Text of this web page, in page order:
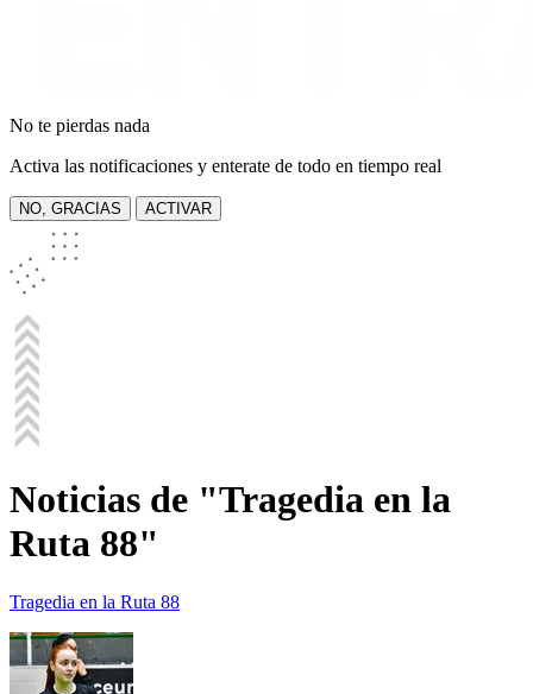
No te pierdas nada
Activa las notificaciones y enterate de todo en tiempo real
NO, GRACIAS ACTIVAR
Noticias de "Tragedia en la
Ruta 88"
Tragedia en la Ruta 88